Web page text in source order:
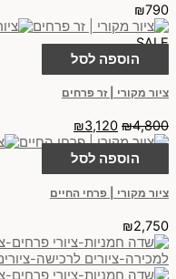
₪790
SALE
הוספה לסל
ציור מקורי | זר פרחים
₪4,800
₪3,120
הוספה לסל
ציור מקורי | פרחי החיים
₪2,750